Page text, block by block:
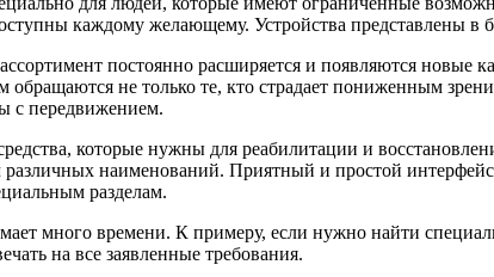
каждому желающему. Устройства представлены в
постоянно расширяется и появляются новые
не только те, кто страдает пониженным
с передвижением.
которые нужны для реабилитации и
наименований. Приятный и простой интерфейс
разделам.
много времени. К примеру, если нужно найти
на все заявленные требования.